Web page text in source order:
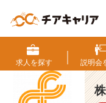
f
r
求人を探す 説明会